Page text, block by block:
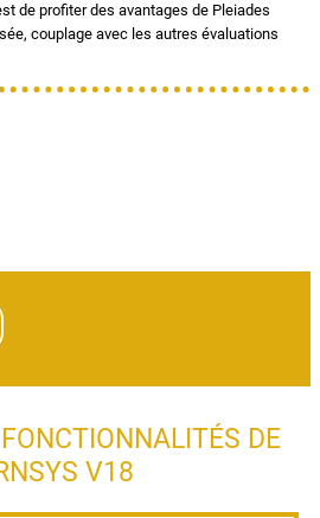
de profiter des avantages de Pleiades
couplage avec les autres évaluations
DE
V18